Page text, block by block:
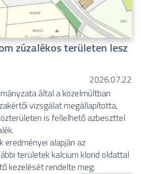
zúzalékos területen lesz
2026.07.22
által a közelmúltban
vizsgálat megállapította,
is fellelhető azbeszttel
eredményei alapján az
területek kalcium klorid oldattal
kezelését rendelte meg: